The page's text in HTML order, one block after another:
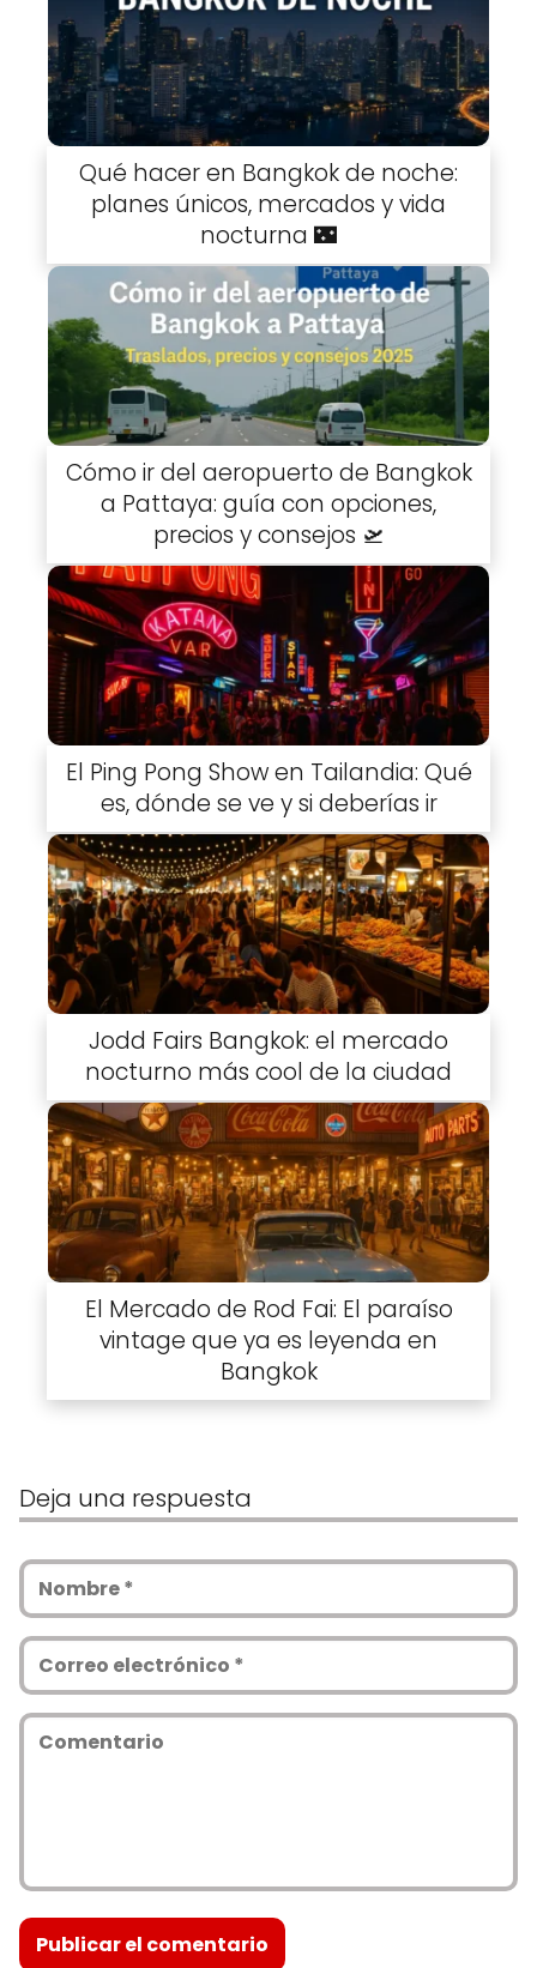
Qué hacer en Bangkok de noche:
planes únicos, mercados y vida
nocturna 🌃
Cómo ir del aeropuerto de Bangkok
a Pattaya: guía con opciones,
precios y consejos 🛫
El Ping Pong Show en Tailandia: Qué
es, dónde se ve y si deberías ir
Jodd Fairs Bangkok: el mercado
nocturno más cool de la ciudad
El Mercado de Rod Fai: El paraíso
vintage que ya es leyenda en
Bangkok
Deja una respuesta